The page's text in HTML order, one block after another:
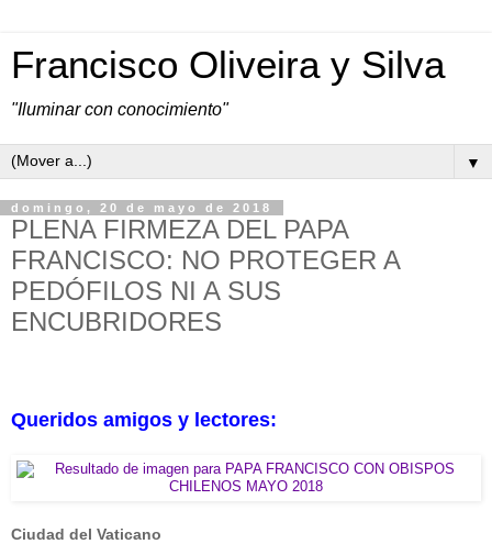
Francisco Oliveira y Silva
"Iluminar con conocimiento"
▼
domingo, 20 de mayo de 2018
PLENA FIRMEZA DEL PAPA
FRANCISCO: NO PROTEGER A
PEDÓFILOS NI A SUS
ENCUBRIDORES
Queridos amigos y lectores:
Ciudad del Vaticano